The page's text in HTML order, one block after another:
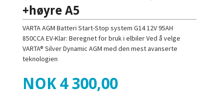
+høyre A5
VARTA AGM Batteri Start-Stop system G14 12V 95AH
850CCA EV-Klar: Beregnet for bruk i elbiler Ved å velge
VARTA® Silver Dynamic AGM med den mest avanserte
teknologien
Pris
NOK 4 300,00